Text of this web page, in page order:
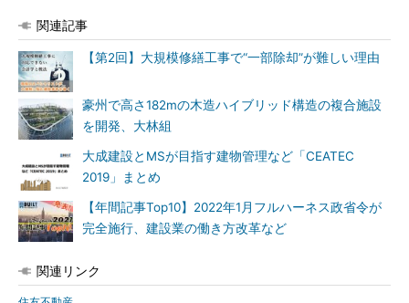
関連記事
【第2回】大規模修繕工事で“一部除却”が難しい理由
豪州で高さ182mの木造ハイブリッド構造の複合施設
を開発、大林組
大成建設とMSが目指す建物管理など「CEATEC
2019」まとめ
【年間記事Top10】2022年1月フルハーネス政省令が
完全施行、建設業の働き方改革など
関連リンク